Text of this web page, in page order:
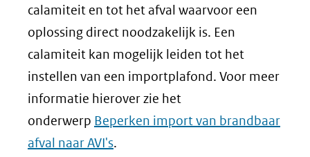
calamiteit en tot het afval waarvoor een
oplossing direct noodzakelijk is. Een
calamiteit kan mogelijk leiden tot het
instellen van een importplafond. Voor meer
informatie hierover zie het
onderwerp Beperken import van brandbaar
afval naar AVI's.